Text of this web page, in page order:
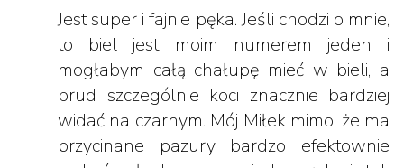
Jest super i fajnie pęka. Jeśli chodzi o mnie,
to biel jest moim numerem jeden i
mogłabym całą chałupę mieć w bieli, a
brud szczególnie koci znacznie bardziej
widać na czarnym. Mój Miłek mimo, że ma
przycinane pazury bardzo efektownie